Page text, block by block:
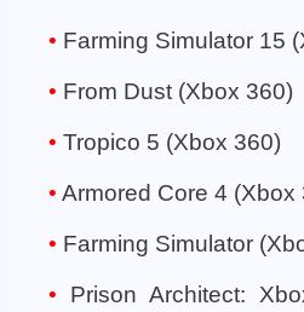
Farming Simulator 15
From Dust (Xbox 360)
Tropico 5 (Xbox 360)
Armored Core 4 (Xbox
Farming Simulator
Prison Architect: